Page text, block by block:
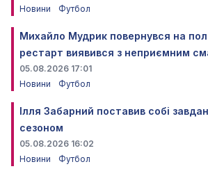
Новини
Футбол
Михайло Мудрик повернувся на
рестарт виявився з неприємним
05.08.2026 17:01
Новини
Футбол
Ілля Забарний поставив собі
сезоном
05.08.2026 16:02
Новини
Футбол